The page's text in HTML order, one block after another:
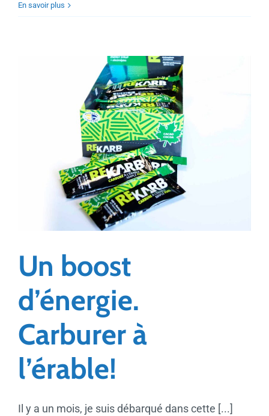
En savoir plus
Un boost
d’énergie.
Carburer à
l’érable!
Il y a un mois, je suis débarqué dans cette [...]